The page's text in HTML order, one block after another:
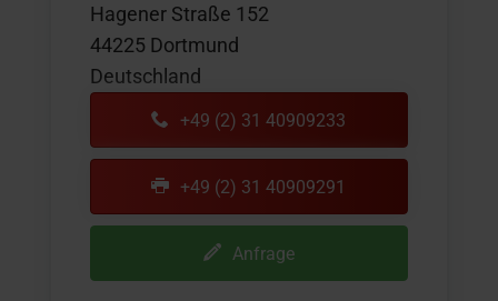
Hagener Straße 152
44225 Dortmund
Deutschland
+49 (2) 31 40909233
+49 (2) 31 40909291
Anfrage